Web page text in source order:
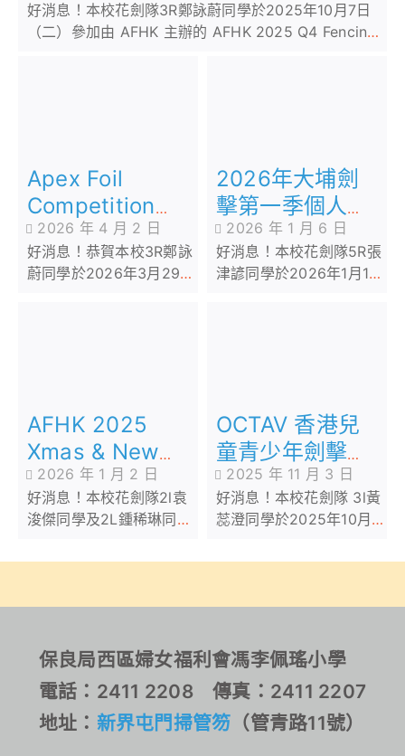
好消息！本校花劍隊3R鄭詠蔚同學於2025年10月7日
（二）參加由 AFHK 主辦的 AFHK 2025 Q4 Fencing
Apex Foil
Competition
2026
2026 年 4 月 2 日
好消息！恭賀本校3R鄭詠
蔚同學於2026年3月29日
2026年大埔劍
擊第一季個人花
劍分齡賽
2026 年 1 月 6 日
好消息！本校花劍隊5R張
津諺同學於2026年1月1日
AFHK 2025
Xmas & New
Year Cup
Fencing
Competition
2026 年 1 月 2 日
好消息！本校花劍隊2l袁
浚傑同學及2L鍾稀琳同學
由香港劍撃學院主辦「
New Year Cup Fencing
OCTAV 香港兒
童青少年劍擊精
英賽
2025 年 11 月 3 日
好消息！本校花劍隊 3l黃
蕊澄同學於2025年10月
Sportswear Ltd 主辦的
劍擊精英賽
保良局西區婦女福利會馮李佩瑤小學
電話：2411 2208 傳真：2411 2207
地址： 新界屯門掃管笏 （管青路11號）